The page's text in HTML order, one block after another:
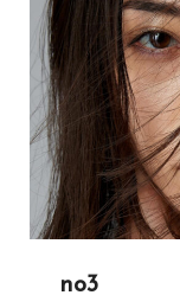
no3